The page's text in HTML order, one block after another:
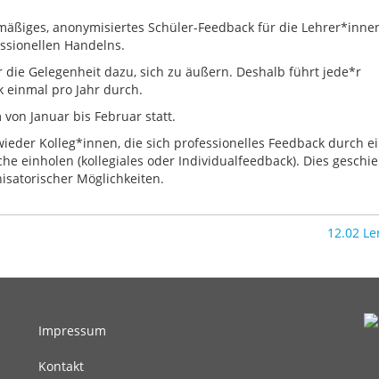
anonymisiertes Schüler-Feedback für die
Handelns.
Gelegenheit dazu, sich zu äußern. Deshalb führt jede*r
einmal pro Jahr durch.
Januar bis Februar statt.
Kolleg*innen, die sich professionelles Feedback durch
einholen (kollegiales oder Individualfeedback). Dies
Möglichkeiten.
12.02
Fußbereichsmenü
Impressum
Kontakt